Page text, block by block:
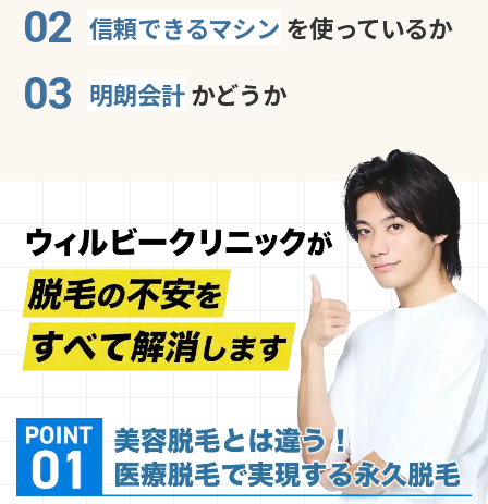
02 信頼できるマシン を使っているか
03 明朗会計かどうか